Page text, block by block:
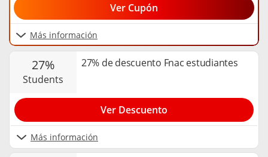
Más información
Ver Cupón
27%
students
27% de descuento Fnac estudiantes
Más información
Ver Descuento